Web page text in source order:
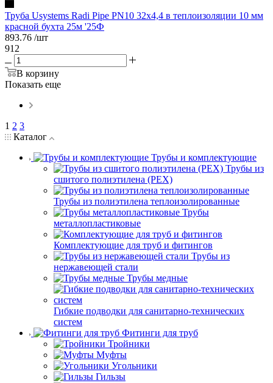
Труба Usystems Radi Pipe PN10 32x4,4 в теплоизоляции 10 мм
красной бухта 25м '25Ф
893.76 /шт
912
В корзину
Показать еще
1 2 3
Каталог
Трубы и комплектующие
Трубы из
сшитого полиэтилена (PEX)
Трубы из полиэтилена теплоизолированные
Трубы
металлопластиковые
Комплектующие для труб и фитингов
Трубы из
нержавеющей стали
Трубы медные
Гибкие подводки для санитарно-технических
систем
Фитинги для труб
Тройники
Муфты
Угольники
Гильзы